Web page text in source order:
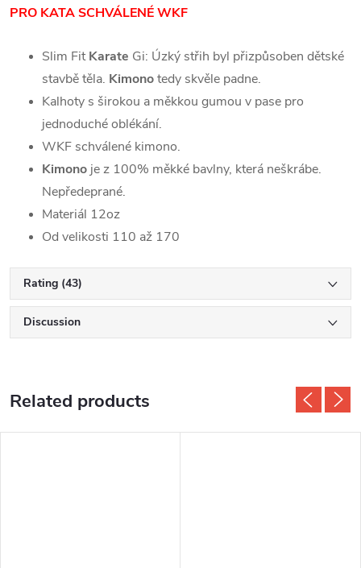
PRO KATA SCHVÁLENÉ WKF
Slim FitKarate Gi: Úzký střih byl přizpůsoben dětské
stavbě těla. Kimonotedy skvěle padne.
Kalhoty s širokou a měkkou gumou v pase pro
jednoduché oblékání.
WKF schválené kimono.
Kimono je z 100% měkké bavlny, která neškrábe.
Nepředeprané.
Materiál 12oz
Od velikosti 110 až 170
Rating (43)
Discussion
Related products